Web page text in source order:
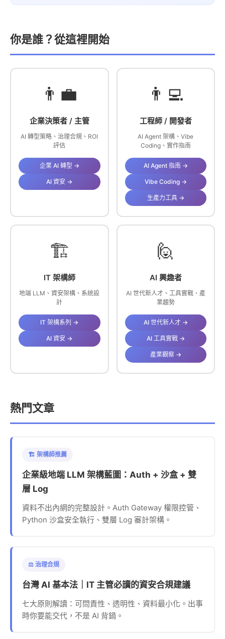
你是誰？從這裡開始
👨‍💼
企業決策者 / 主管
AI 轉型策略、治理合規、ROI
評估
企業 AI 轉型 →
AI 資安 →
👨‍💻
工程師 / 開發者
AI Agent 架構、Vibe
Coding、實作指南
AI Agent 指南 →
Vibe Coding →
生產力工具 →
🏗️
IT 架構師
地端 LLM、資安架構、系統設
計
IT 架構系列 →
AI 資安 →
🙋
AI 興趣者
AI 世代新人才、工具實戰、產
業趨勢
AI 世代新人才 →
AI 工具實戰 →
產業觀察 →
熱門文章
🏗️ 架構師推薦
企業級地端 LLM 架構藍圖：Auth + 沙盒 + 雙
層 Log
資料不出內網的完整設計。Auth Gateway 權限控管、
Python 沙盒安全執行、雙層 Log 審計架構。
⚖️ 治理合規
台灣 AI 基本法｜IT 主管必讀的資安合規建議
七大原則解讀：可問責性、透明性、資料最小化。出事
時你要能交代，不是 AI 背鍋。